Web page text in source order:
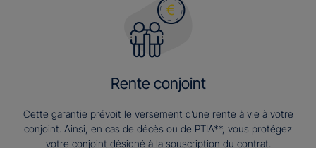
Rente conjoint
Cette garantie prévoit le versement d’une rente à vie à votre
conjoint. Ainsi, en cas de décès ou de PTIA**, vous protégez
votre conjoint désigné à la souscription du contrat.